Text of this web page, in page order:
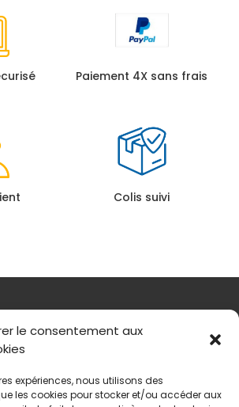
le consentement aux
expériences, nous utilisons des
les cookies pour stocker et/ou accéder aux
Paiement 4X sans frais
Colis suivi
Rolland 69005 Lyon
55 04